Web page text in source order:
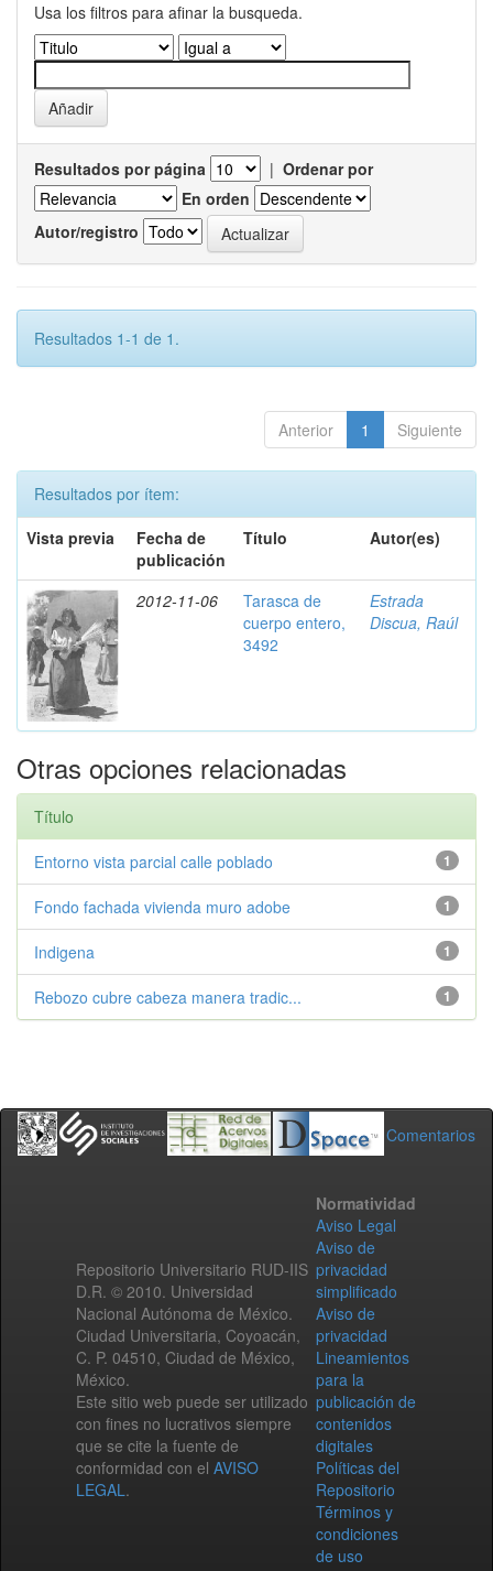
Usa los filtros para afinar la busqueda.
Resultados por página | Ordenar por
En orden
Autor/registro
Resultados 1-1 de 1.
Anterior 1 Siguiente
Resultados por ítem:
Vista previa
Fecha de
publicación
Título Autor(es)
2012-11-06
Tarasca de
cuerpo entero,
3492
Estrada
Discua, Raúl
Otras opciones relacionadas
Título
1
Entorno vista parcial calle poblado
1
Fondo fachada vivienda muro adobe
1
Indigena
1
Rebozo cubre cabeza manera tradic...
Comentarios
Repositorio Universitario RUD-IIS
D.R. © 2010. Universidad
Nacional Autónoma de México.
Ciudad Universitaria, Coyoacán,
C. P. 04510, Ciudad de México,
México.
Este sitio web puede ser utilizado
con fines no lucrativos siempre
que se cite la fuente de
conformidad con el AVISO
LEGAL.
Normatividad
Aviso Legal
Aviso de
privacidad
simplificado
Aviso de
privacidad
Lineamientos
para la
publicación de
contenidos
digitales
Políticas del
Repositorio
Términos y
condiciones
de uso